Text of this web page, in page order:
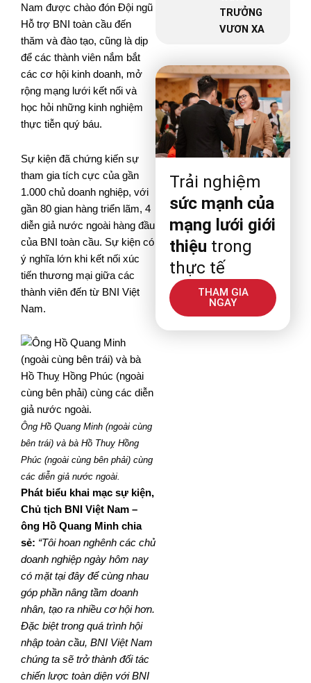
Nam được chào đón Đội ngũ
Hỗ trợ BNI toàn cầu đến
thăm và đào tạo, cũng là dịp
để các thành viên nắm bắt
các cơ hội kinh doanh, mở
rộng mạng lưới kết nối và
học hỏi những kinh nghiệm
thực tiễn quý báu.
Sự kiện đã chứng kiến sự
tham gia tích cực của gần
1.000 chủ doanh nghiệp, với
gần 80 gian hàng triển lãm, 4
diễn giả nước ngoài hàng đầu
của BNI toàn cầu. Sự kiện có
ý nghĩa lớn khi kết nối xúc
tiến thương mại giữa các
thành viên đến từ BNI Việt
Nam.
Ông Hồ Quang Minh (ngoài cùng
bên trái) và bà Hồ Thuỵ Hồng
Phúc (ngoài cùng bên phải) cùng
các diễn giả nước ngoài.
Phát biểu khai mạc sự kiện,
Chủ tịch BNI Việt Nam –
ông Hồ Quang Minh chia
sẻ: “Tôi hoan nghênh các chủ
doanh nghiệp ngày hôm nay
có mặt tại đây để cùng nhau
góp phần nâng tầm doanh
nhân, tạo ra nhiều cơ hội hơn.
Đặc biệt trong quá trình hội
nhập toàn cầu, BNI Việt Nam
chúng ta sẽ trở thành đối tác
chiến lược toàn diện với BNI
TRƯỞNG
VƯƠN XA
Trải nghiệm
sức mạnh của
mạng lưới giới
thiệu trong
thực tế
THAM GIA
NGAY